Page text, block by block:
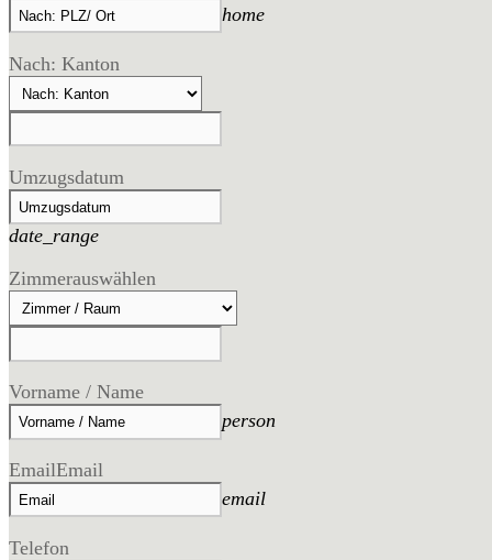
home
Nach: Kanton
Umzugsdatum
date_range
Zimmerauswählen
Vorname / Name
person
EmailEmail
email
Telefon